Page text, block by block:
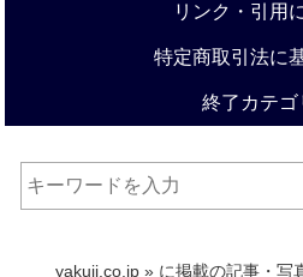
リンク・引用
特定商取引法に
終了カテゴ
yakuji.co.jp » に掲載の記事・写